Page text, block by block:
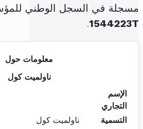
مسجلة في السجل الوطني
1544223T
.
معلومات حول
ناولميت كول
الإسم
التجاري
التسمية
ناولميت كول